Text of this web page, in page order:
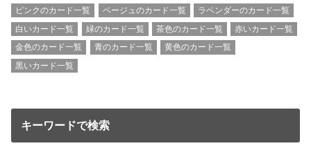
ピンクのカード一覧
ベージュのカード一覧
ラベンダーのカード一覧
白いカード一覧
緑のカード一覧 茶色のカード一覧
赤いカード一覧
金色のカード一覧
青のカード一覧
黄色のカード一覧
黒いカード一覧
キーワードで検索